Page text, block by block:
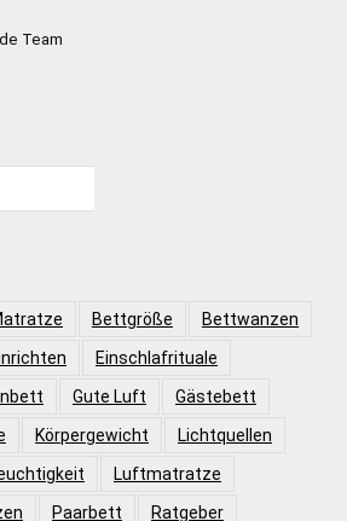
Team
Bettgröße
Bettwanzen
Einschlafrituale
Gute Luft
Gästebett
Körpergewicht
Lichtquellen
Luftmatratze
Paarbett Ratgeber